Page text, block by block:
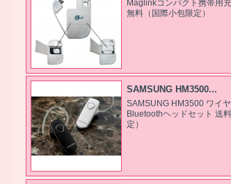
Maglinkコンパクト携帯用
無料（国際小包限定）
SAMSUNG HM3500...
SAMSUNG HM3500 ワイ
Bluetoothヘッドセット 送
定）